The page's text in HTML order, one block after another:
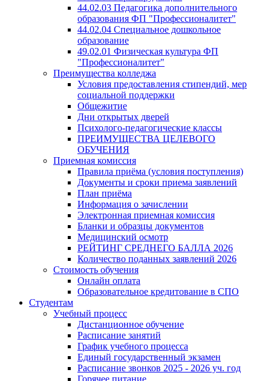
44.02.03 Педагогика дополнительного
образования ФП "Профессионалитет"
44.02.04 Специальное дошкольное
образование
49.02.01 Физическая культура ФП
"Профессионалитет"
Преимущества колледжа
Условия предоставления стипендий, мер
социальной поддержки
Общежитие
Дни открытых дверей
Психолого-педагогические классы
ПРЕИМУЩЕСТВА ЦЕЛЕВОГО
ОБУЧЕНИЯ
Приемная комиссия
Правила приёма (условия поступления)
Документы и сроки приема заявлений
План приёма
Информация о зачислении
Электронная приемная комиссия
Бланки и образцы документов
Медицинский осмотр
РЕЙТИНГ СРЕДНЕГО БАЛЛА 2026
Количество поданных заявлений 2026
Стоимость обучения
Онлайн оплата
Образовательное кредитование в СПО
Студентам
Учебный процесс
Дистанционное обучение
Расписание занятий
График учебного процесса
Единый государственный экзамен
Расписание звонков 2025 - 2026 уч. год
Горячее питание